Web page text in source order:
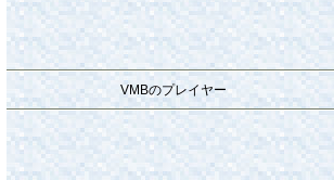
VMBのプレイヤー